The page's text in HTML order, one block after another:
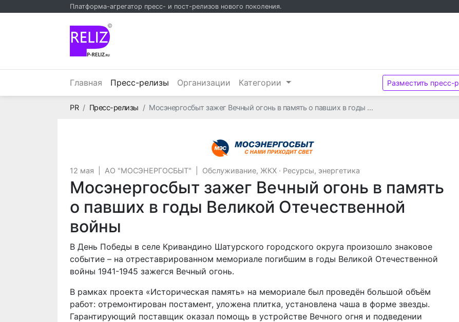
Платформа-агрегатор пресс- и пост-релизов нового поколения.
©
Главная Пресс-релизы (текущий)
Организации Категории Разместить пресс-
PRГлавная
Пресс-релизы Мосэнергосбыт зажег Вечный огонь в память о павших в годы …
АО "МОСЭНЕРГОСБЫТ"
12 мая АО "МОСЭНЕРГОСБЫТ" Обслуживание, ЖКХ · Ресурсы, энергетика
Мосэнергосбыт зажег Вечный огонь в память
о павших в годы Великой Отечественной
войны
В День Победы в селе Кривандино Шатурского городского округа произошло знаковое
событие – на отреставрированном мемориале погибшим в годы Великой Отечественной
войны 1941-1945 зажегся Вечный огонь.
В рамках проекта «Историческая память» на мемориале был проведён большой объём
работ: отремонтирован постамент, уложена плитка, установлена чаша в форме звезды.
Гарантирующий поставщик оказал помощь в устройстве Вечного огня и подведении